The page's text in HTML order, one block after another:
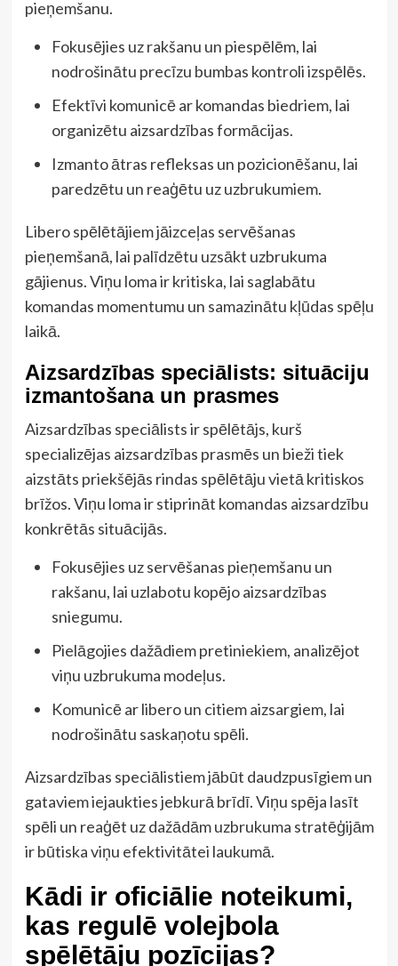
pieņemšanu.
Fokusējies uz rakšanu un piespēlēm, lai
nodrošinātu precīzu bumbas kontroli izspēlēs.
Efektīvi komunicē ar komandas biedriem, lai
organizētu aizsardzības formācijas.
Izmanto ātras refleksas un pozicionēšanu, lai
paredzētu un reaģētu uz uzbrukumiem.
Libero spēlētājiem jāizceļas servēšanas
pieņemšanā, lai palīdzētu uzsākt uzbrukuma
gājienus. Viņu loma ir kritiska, lai saglabātu
komandas momentumu un samazinātu kļūdas spēļu
laikā.
Aizsardzības speciālists: situāciju
izmantošana un prasmes
Aizsardzības speciālists ir spēlētājs, kurš
specializējas aizsardzības prasmēs un bieži tiek
aizstāts priekšējās rindas spēlētāju vietā kritiskos
brīžos. Viņu loma ir stiprināt komandas aizsardzību
konkrētās situācijās.
Fokusējies uz servēšanas pieņemšanu un
rakšanu, lai uzlabotu kopējo aizsardzības
sniegumu.
Pielāgojies dažādiem pretiniekiem, analizējot
viņu uzbrukuma modeļus.
Komunicē ar libero un citiem aizsargiem, lai
nodrošinātu saskaņotu spēli.
Aizsardzības speciālistiem jābūt daudzpusīgiem un
gataviem iejaukties jebkurā brīdī. Viņu spēja lasīt
spēli un reaģēt uz dažādām uzbrukuma stratēģijām
ir būtiska viņu efektivitātei laukumā.
Kādi ir oficiālie noteikumi,
kas regulē volejbola
spēlētāju pozīcijas?